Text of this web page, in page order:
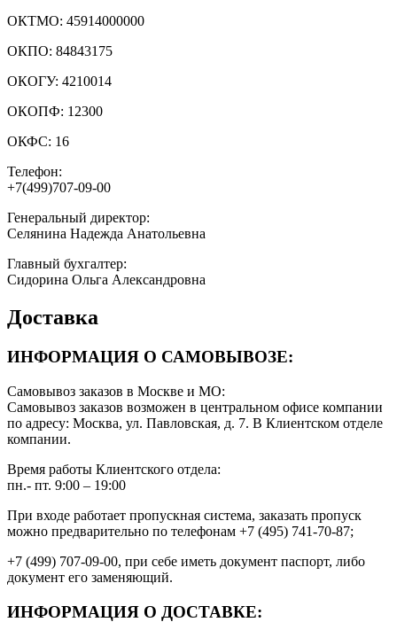
ОКТМО: 45914000000
ОКПО: 84843175
ОКОГУ: 4210014
ОКОПФ: 12300
ОКФС: 16
Телефон:
+7(499)707-09-00
Генеральный директор:
Селянина Надежда Анатольевна
Главный бухгалтер:
Сидорина Ольга Александровна
Доставка
ИНФОРМАЦИЯ О САМОВЫВОЗЕ:
Самовывоз заказов в Москве и МО:
Самовывоз заказов возможен в центральном офисе компании
по адресу: Москва, ул. Павловская, д. 7. В Клиентском отделе
компании.
Время работы Клиентского отдела:
пн.- пт. 9:00 – 19:00
При входе работает пропускная система, заказать пропуск
можно предварительно по телефонам +7 (495) 741-70-87;
+7 (499) 707-09-00, при себе иметь документ паспорт, либо
документ его заменяющий.
ИНФОРМАЦИЯ О ДОСТАВКЕ: